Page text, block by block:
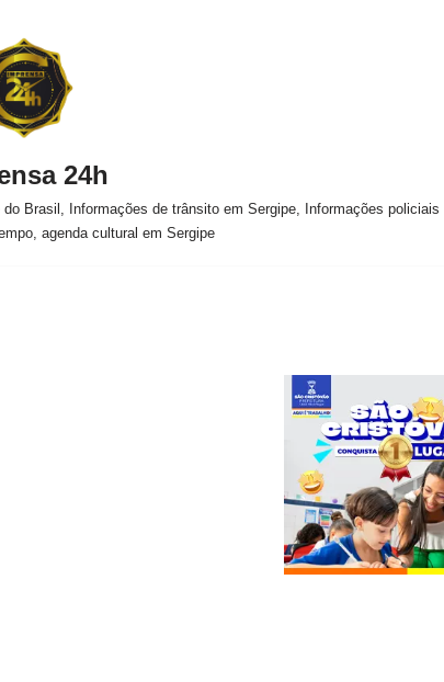
24h
Brasil, Informações de trânsito em Sergipe, Informações policiais
agenda cultural em Sergipe